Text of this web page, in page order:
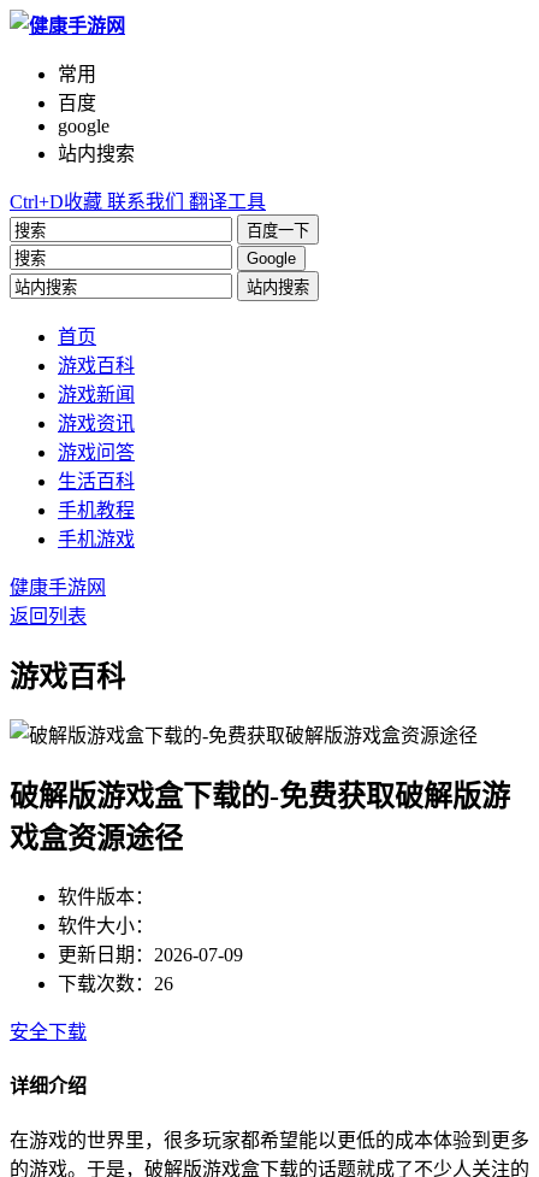
常用
百度
google
站内搜索
Ctrl+D收藏 联系我们 翻译工具
百度一下
Google
站内搜索
首页
游戏百科
游戏新闻
游戏资讯
游戏问答
生活百科
手机教程
手机游戏
健康手游网
返回列表
游戏百科
破解版游戏盒下载的-免费获取破解版游
戏盒资源途径
软件版本：
软件大小：
更新日期：2026-07-09
下载次数：26
安全下载
详细介绍
在游戏的世界里，很多玩家都希望能以更低的成本体验到更多
的游戏。于是，破解版游戏盒下载的话题就成了不少人关注的